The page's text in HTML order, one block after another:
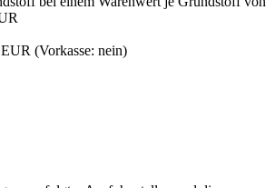
(Vorkasse: nein)